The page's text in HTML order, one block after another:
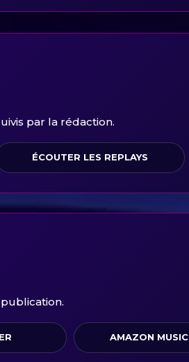
par la rédaction.
ÉCOUTER LES REPLAYS
AMAZON MUSIC